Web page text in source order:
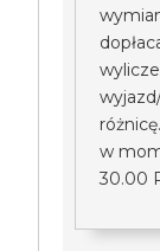
w
30.00